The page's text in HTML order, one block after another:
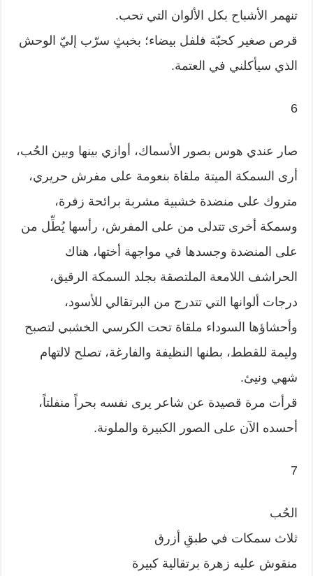
تنهمر الأشباح بكل الألوان التي تحب.
قرص صغير كحبّة فلفل بيضاء؛ بخبثٍ سرّب إليّ الوحش
الذي سيأكلني في العتمة.
6
صار عندي هوس بصور الأسماك، أوازي بينها وبين الحُب،
أرى السمكة الميتة ملقاة بنعومة على مفرش حريري،
متروك على منضدة خشبية مشربة برائحة زفرة،
وسمكة أخرى تتدلى من على المفرش، رأسها يُطِّل من
على المنضدة وجسدها في مواجهة أختها، هناك
الحراشف اللامعة الملتصقة بجلد السمكة الرقيق،
درجات ألوانها التي تتدرج من البرتقالي للأسود،
وأحشاؤها السوداء ملقاة تحت الكرسي الخشبي لتصبح
وليمة للقطط، بطنها النظيفة والفارغة، تصلح لالتهام
شهي ونيئ.
قرأت مرة قصيدة عن شاعر يرى نفسه بحراً منفلتاً،
أحسده الآن على الصور الكبيرة والملونة.
7
الحُب
ثلاث سمكات في طبقِ أزرق
منقوش عليه زهرة برتقالية كبيرة